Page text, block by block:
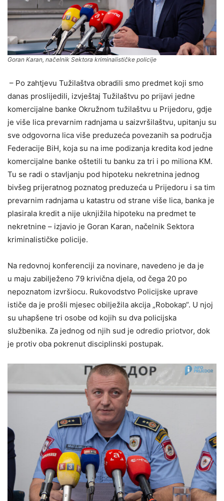
Goran Karan, načelnik Sektora kriminalističke policije
– Po zahtjevu Tužilaštva obradili smo predmet koji smo
danas proslijedili, izvještaj Tužilaštvu po prijavi jedne
komercijalne banke Okružnom tužilaštvu u Prijedoru, gdje
je više lica prevarnim radnjama u saizvršilaštvu, upitanju su
sve odgovorna lica više preduzeća povezanih sa područja
Federacije BiH, koja su na ime podizanja kredita kod jedne
komercijalne banke oštetili tu banku za tri i po miliona KM.
Tu se radi o stavljanju pod hipoteku nekretnina jednog
bivšeg prijeratnog poznatog preduzeća u Prijedoru i sa tim
prevarnim radnjama u katastru od strane više lica, banka je
plasirala kredit a nije uknjižila hipoteku na predmet te
nekretnine – izjavio je Goran Karan, načelnik Sektora
kriminalističke policije.
Na redovnoj konferenciji za novinare, navedeno je da je
u maju zabilježeno 79 krivična djela, od čega 20 po
nepoznatom izvršiocu. Rukovodstvo Policijske uprave
ističe da je prošli mjesec obilježila akcija „Robokap“. U njoj
su uhapšene tri osobe od kojih su dva policijska
službenika. Za jednog od njih sud je odredio priotvor, dok
je protiv oba pokrenut disciplinski postupak.